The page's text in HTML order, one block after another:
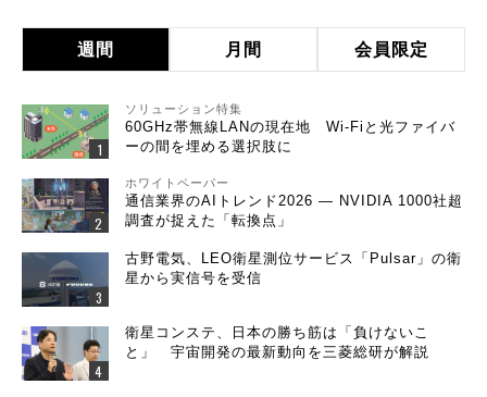
週間 月間 会員限定
ソリューション特集
60GHz帯無線LANの現在地 Wi-Fiと光ファイバ
ーの間を埋める選択肢に
ホワイトペーパー
通信業界のAIトレンド2026 ― NVIDIA 1000社超
調査が捉えた「転換点」
古野電気、LEO衛星測位サービス「Pulsar」の衛
星から実信号を受信
衛星コンステ、日本の勝ち筋は「負けないこ
と」 宇宙開発の最新動向を三菱総研が解説